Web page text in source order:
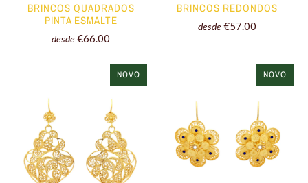
BRINCOS QUADRADOS
PINTA ESMALTE
desde €66.00
BRINCOS REDONDOS
desde €57.00
NOVO NOVO